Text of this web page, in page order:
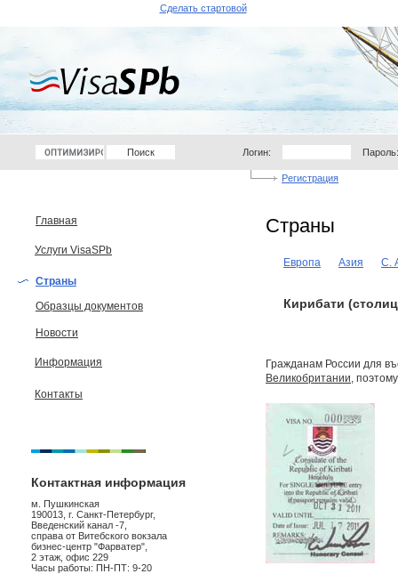
Сделать стартовой
Логин: Пароль:
Регистрация
Главная
Услуги VisaSPb
Страны
Образцы документов
Новости
Информация
Контакты
Контактная информация
м. Пушкинская
190013, г. Санкт-Петербург,
Введенский канал -7,
справа от Витебского вокзала
бизнес-центр "Фарватер",
2 этаж, офис 229
Часы работы: ПН-ПТ: 9-20
Страны
Европа Азия С.
Кирибати
Гражданам России для
Великобритании,